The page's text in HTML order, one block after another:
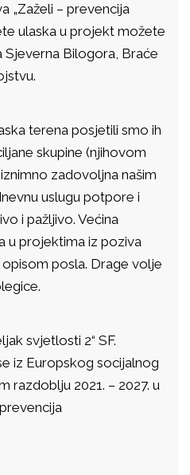
„Zaželi – prevencija
ulaska u projekt možete
Sjeverna Bilogora, Braće
terena posjetili smo ih
skupine (njihovom
zadovoljna našim
uslugu potpore i
i pažljivo. Većina
u projektima iz poziva
posla. Drage volje
svjetlosti 2“ SF.
iz Europskog socijalnog
razdoblju 2021. – 2027. u